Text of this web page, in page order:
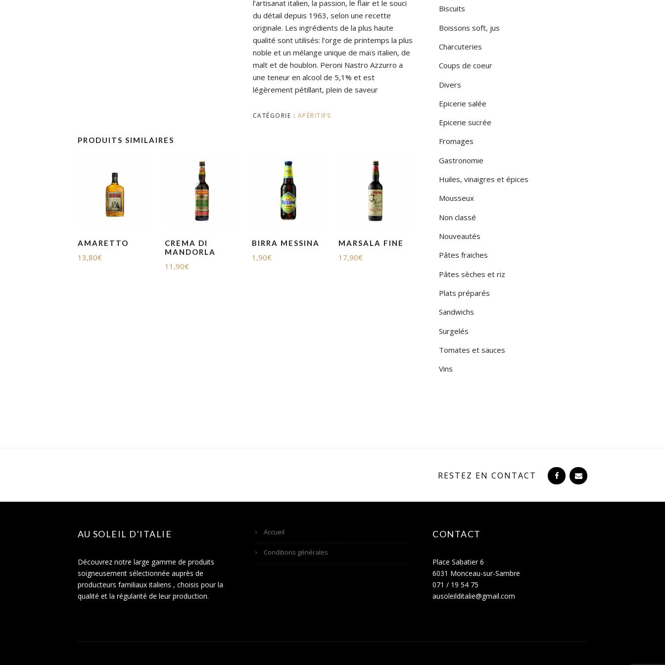
HUILES, VINAIGRES ET
ÉPICES
MOUSSEUX
PÂTES FRAICHES
PÂTES SÈCHES ET RIZ
VINI DELLA PUGLIA
VINI DI LOMBARDIA
VINI DI TOSCANA
VINI PIEMONTE
l’artisanat italien, la passion, le flair et le souci
du détail depuis 1963, selon une recette
originale. Les ingrédients de la plus haute
qualité sont utilisés: l’orge de printemps la plus
noble et un mélange unique de maïs italien, de
malt et de houblon. Peroni Nastro Azzurro a
une teneur en alcool de 5,1% et est
légèrement pétillant, plein de saveur
CATÉGORIE : APÉRITIFS
PRODUITS SIMILAIRES
AMARETTO
13,80€
CREMA DI
MANDORLA
11,90€
BIRRA MESSINA
1,90€
MARSALA FINE
17,90€
Biscuits
Boissons soft, jus
Charcuteries
Coups de coeur
Divers
Epicerie salée
Epicerie sucrée
Fromages
Gastronomie
Huiles, vinaigres et épices
Mousseux
Non classé
Nouveautés
Pâtes fraiches
Pâtes sèches et riz
Plats préparés
Sandwichs
Surgelés
Tomates et sauces
Vins
RESTEZ EN CONTACT
AU SOLEIL D'ITALIE
Découvrez notre large gamme de produits
soigneusement sélectionnée auprès de
producteurs familiaux italiens , choisis pour la
qualité et la régularité de leur production.
Accueil
Conditions générales
CONTACT
Place Sabatier 6
6031 Monceau-sur-Sambre
071 / 19 54 75
ausoleilditalie@gmail.com